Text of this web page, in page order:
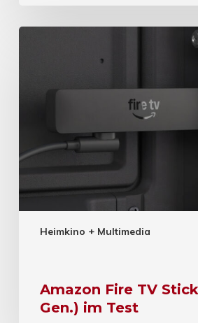
Heimkino + Multimedia
Amazon Fire TV
Gen.) im Test